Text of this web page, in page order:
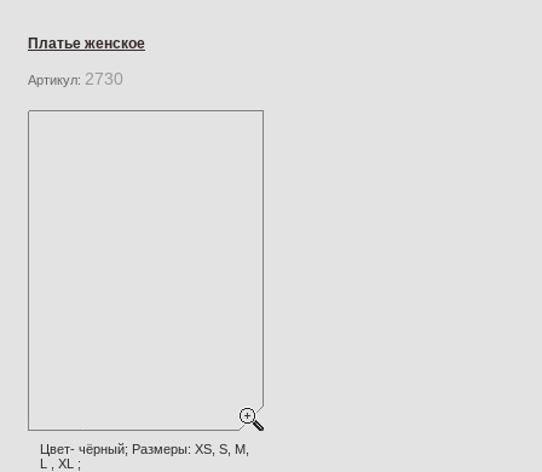
Платье женское
Артикул: 2730
Цвет- чёрный; Размеры: XS, S, M,
L , XL ;